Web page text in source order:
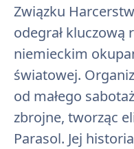
Związku
odegrał kluczową
niemieckim
światowej.
od małego
zbrojne, tworząc
Parasol. Jej